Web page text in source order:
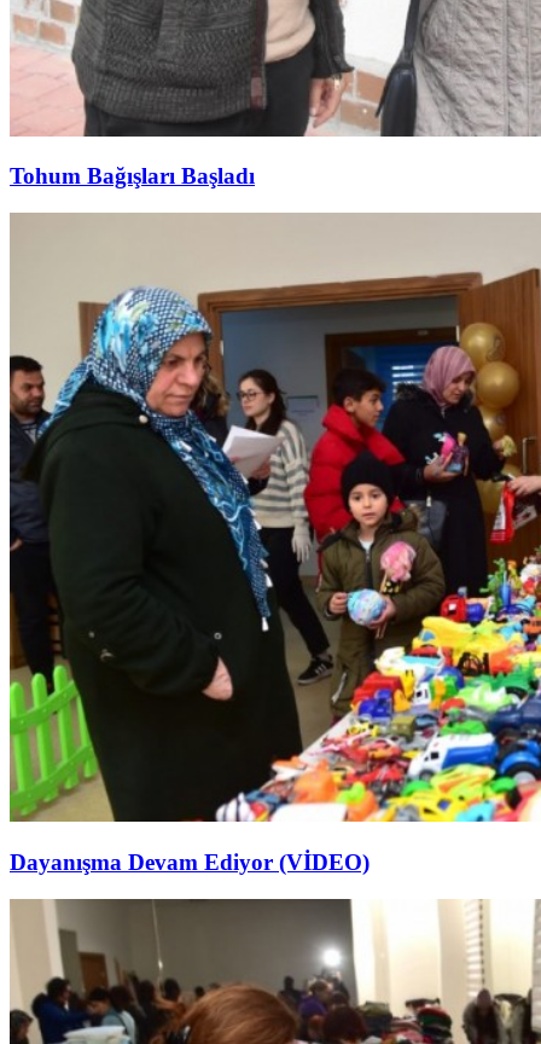
Tohum Bağışları Başladı
Dayanışma Devam Ediyor (VİDEO)